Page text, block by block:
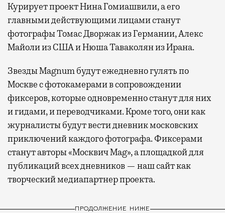
Курирует проект Нина Гомиашвили, а его
главными действующими лицами станут
фотографы Томас Дворжак из Германии, Алекс
Майоли из США и Нюша Таваколян из Ирана.
Звезды Magnum будут ежедневно гулять по
Москве с фотокамерами в сопровождении
фиксеров, которые одновременно станут для них
и гидами, и переводчиками. Кроме того, они как
журналисты будут вести дневник московских
приключений каждого фотографа. Фиксерами
станут авторы «Москвич Mag», а площадкой для
публикаций всех дневников — наш сайт как
творческий медиапартнер проекта.
ПРОДОЛЖЕНИЕ НИЖЕ